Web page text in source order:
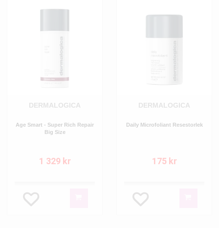
DERMALOGICA
Age Smart - Super Rich Repair
Big Size
1 329 kr
DERMALOGICA
Daily Microfoliant Resestorlek
175 kr